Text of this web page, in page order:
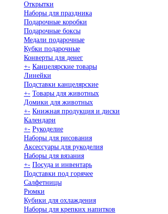
Открытки
Наборы для праздника
Подарочные коробки
Подарочные боксы
Медали подарочные
Кубки подарочные
Конверты для денег
+- Канцелярские товары
Линейки
Подставки канцелярские
+- Товары для животных
Домики для животных
+- Книжная продукция и диски
Календари
+- Рукоделие
Наборы для рисования
Аксессуары для рукоделия
Наборы для вязания
+- Посуда и инвентарь
Подставки под горячее
Салфетницы
Рюмки
Кубики для охлаждения
Наборы для крепких напитков